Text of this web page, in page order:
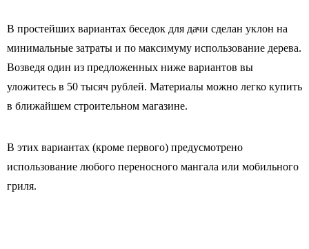
В простейших вариантах беседок для дачи сделан уклон на
минимальные затраты и по максимуму использование дерева.
Возведя один из предложенных ниже вариантов вы
уложитесь в 50 тысяч рублей. Материалы можно легко купить
в ближайшем строительном магазине.
В этих вариантах (кроме первого) предусмотрено
использование любого переносного мангала или мобильного
гриля.